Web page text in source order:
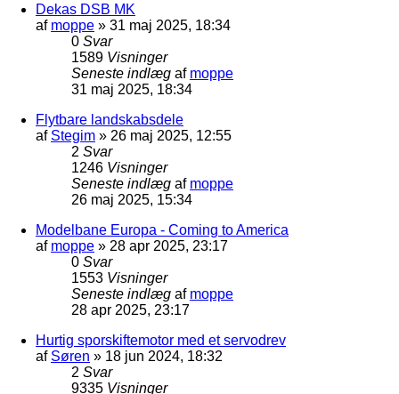
Dekas DSB MK
af moppe » 31 maj 2025, 18:34
0 Svar
1589 Visninger
Seneste indlæg af moppe
31 maj 2025, 18:34
Flytbare landskabsdele
af Stegim » 26 maj 2025, 12:55
2 Svar
1246 Visninger
Seneste indlæg af moppe
26 maj 2025, 15:34
Modelbane Europa - Coming to America
af moppe » 28 apr 2025, 23:17
0 Svar
1553 Visninger
Seneste indlæg af moppe
28 apr 2025, 23:17
Hurtig sporskiftemotor med et servodrev
af Søren » 18 jun 2024, 18:32
2 Svar
9335 Visninger